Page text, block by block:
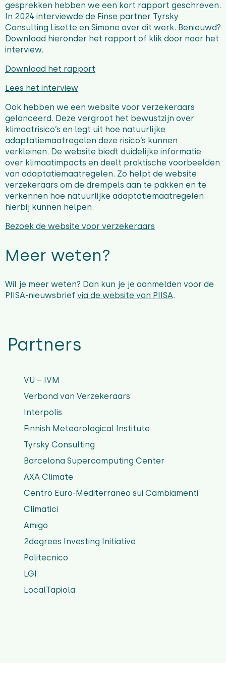
gesprekken hebben we een kort rapport geschreven.
In 2024 interviewde de Finse partner Tyrsky
Consulting Lisette en Simone over dit werk. Benieuwd?
Download hieronder het rapport of klik door naar het
interview.
Download het rapport
Lees het interview
Ook hebben we een website voor verzekeraars
gelanceerd. Deze vergroot het bewustzijn over
klimaatrisico’s en legt uit hoe natuurlijke
adaptatiemaatregelen deze risico’s kunnen
verkleinen. De website biedt duidelijke informatie
over klimaatimpacts en deelt praktische voorbeelden
van adaptatiemaatregelen. Zo helpt de website
verzekeraars om de drempels aan te pakken en te
verkennen hoe natuurlijke adaptatiemaatregelen
hierbij kunnen helpen.
Bezoek de website voor verzekeraars
Meer weten?
Wil je meer weten? Dan kun je je aanmelden voor de
PIISA-nieuwsbrief via de website van PIISA.
Partners
VU – IVM
Verbond van Verzekeraars
Interpolis
Finnish Meteorological Institute
Tyrsky Consulting
Barcelona Supercomputing Center
AXA Climate
Centro Euro-Mediterraneo sui Cambiamenti
Climatici
Amigo
2degrees Investing Initiative
Politecnico
LGI
LocalTapiola